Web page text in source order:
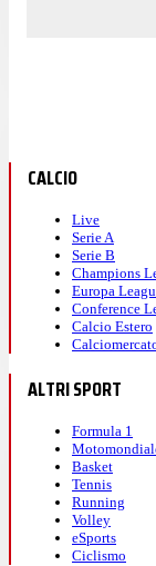
CALCIO
Live
Serie A
Serie B
Champions
Europa
Conference
Calcio Estero
ALTRI SPORT
Formula 1
Basket
Tennis
Running
Volley
eSports
Ciclismo